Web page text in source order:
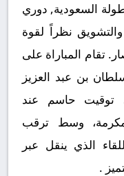
السعودية, دوري
نظراً لقوة
تقام المباراة على
بن عبد العزيز
2025-11-09، في توقيت حاسم عند
مكة المكرمة، وسط ترقب
الذي ينقل عبر
.